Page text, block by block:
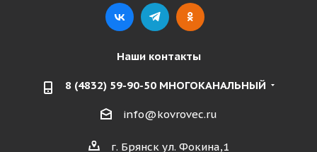
Наши контакты
8 (4832) 59-90-50 МНОГОКАНАЛЬНЫЙ
info@kovrovec.ru
г. Брянск ул. Фокина,1